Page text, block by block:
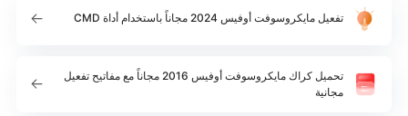
تفعيل مايكروسوفت أوفيس 2024 مجاناً باستخدام أداة CMD
تحميل كراك مايكروسوفت أوفيس 2016 مجاناً مع مفاتيح تفعيل
مجانية